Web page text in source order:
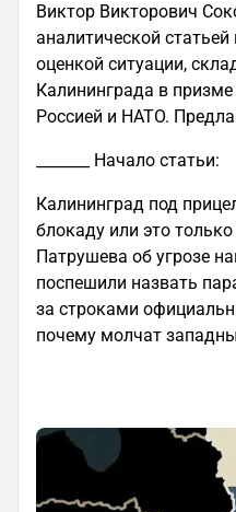
Виктор Викторович
аналитической
оценкой ситуации,
Калининграда в
Россией и НАТО.
_______ Начало статьи:
Калининград под
блокаду или это
Патрушева об угрозе
поспешили назвать
за строками
почему молчат